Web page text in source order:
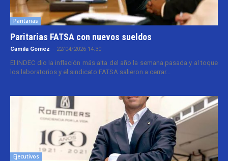
Paritarias
Paritarias FATSA con nuevos sueldos
Camila Gomez - 22/04/2026 14:30
El INDEC dio la inflación más alta del año la semana pasada y al toque
los laboratorios y el sindicato FATSA salieron a cerrar...
Ejecutivos